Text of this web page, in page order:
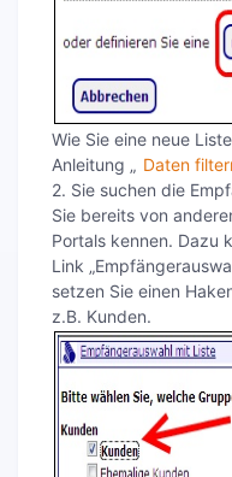
Wie Sie eine neue
Anleitung „ Daten
2. Sie suchen die
Sie bereits von
Portals kennen. Dazu
Link
setzen Sie einen
z.B. Kunden.